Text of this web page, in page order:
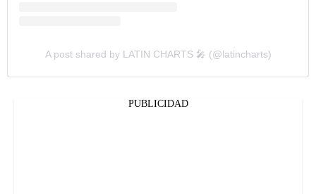
A post shared by LATIN CHARTS 🎤 (@latincharts)
PUBLICIDAD